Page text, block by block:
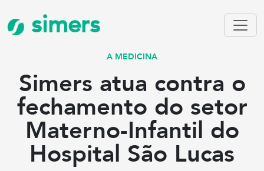
simers
A MEDICINA
Simers atua contra o
fechamento do setor
Materno-Infantil do
Hospital São Lucas